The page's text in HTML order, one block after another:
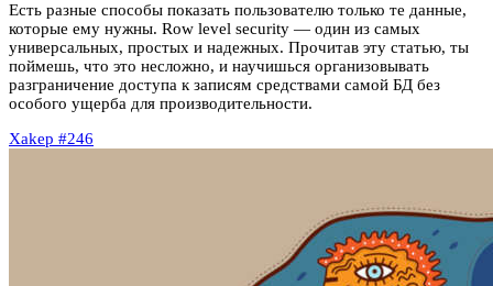
Есть разные способы показать пользователю только те данные,
которые ему нужны. Row level security — один из самых
универсальных, простых и надежных. Прочитав эту статью, ты
поймешь, что это несложно, и научишься организовывать
разграничение доступа к записям средствами самой БД без
особого ущерба для производительности.
Xakep #246